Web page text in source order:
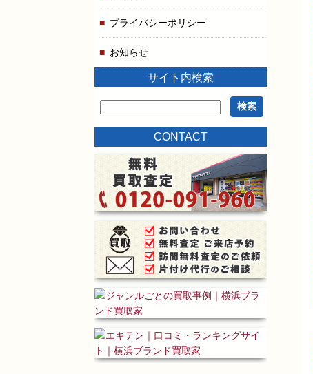
プライバシーポリシー
お知らせ
サイト内検索
CONTACT